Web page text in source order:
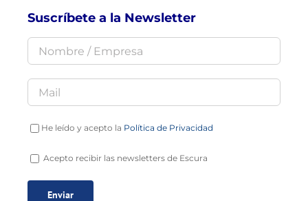
Suscríbete a la Newsletter
He leído y acepto la Política de Privacidad
Acepto recibir las newsletters de Escura